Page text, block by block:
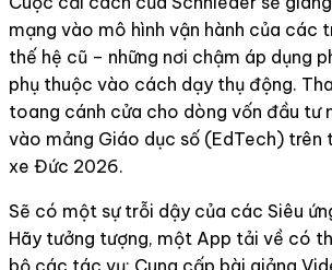
mạng vào mô hình vận hành của các
thế hệ cũ – những nơi chậm áp dụng
phụ thuộc vào cách dạy thụ động.
toang cánh cửa cho dòng vốn đầu tư
vào mảng Giáo dục số (EdTech) trên
xe Đức 2026.
Sẽ có một sự trỗi dậy của các Siêu
Hãy tưởng tượng, một App tải về có